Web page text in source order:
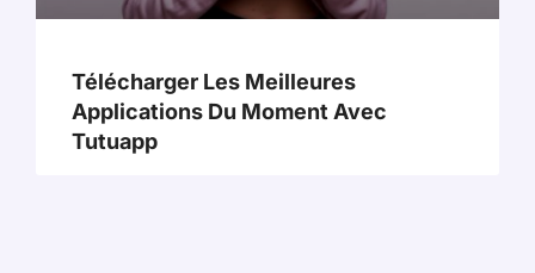
Télécharger Les Meilleures
Applications Du Moment Avec
Tutuapp